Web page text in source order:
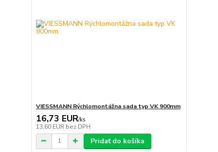
VIESSMANN Rýchlomontážna sada typ VK 900mm
16,73 EUR/ks
13,60 EUR bez DPH
Pridať do košíka